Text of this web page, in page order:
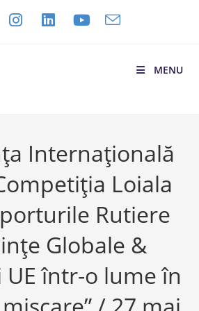
MENU
Internațională
Loiala
Rutiere
Globale &
UE într-o lume în